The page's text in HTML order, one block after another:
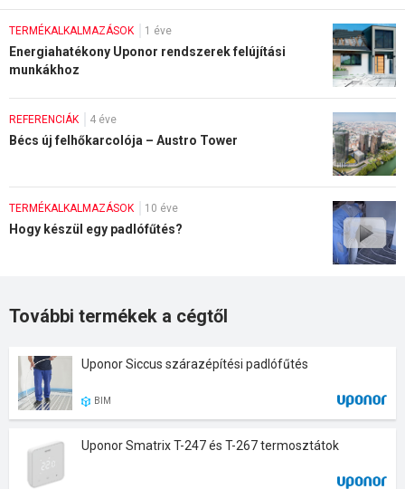
TERMÉKALKALMAZÁSOK 1 éve
Energiahatékony Uponor rendszerek felújítási
munkákhoz
REFERENCIÁK 4 éve
Bécs új felhőkarcolója – Austro Tower
TERMÉKALKALMAZÁSOK 10 éve
Hogy készül egy padlófűtés?
További termékek a cégtől
Uponor Siccus szárazépítési padlófűtés
BIM
Uponor Smatrix T-247 és T-267 termosztátok